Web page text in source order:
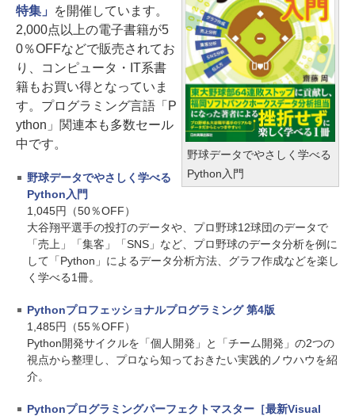
野球データでやさしく学べる
Python入門
特集」
を開催しています。
2,000点以上の電子書籍が5
0％OFFなどで販売されてお
り、コンピュータ・IT系書
籍もお買い得となっていま
す。プログラミング言語「P
ython」関連本も多数セール
中です。
野球データでやさしく学べる
Python入門
1,045円（50％OFF）
大谷翔平選手の投打のデータや、プロ野球12球団のデータで
「売上」「集客」「SNS」など、プロ野球のデータ分析を例に
して「Python」によるデータ分析方法、グラフ作成などを楽し
く学べる1冊。
Pythonプロフェッショナルプログラミング 第4版
1,485円（55％OFF）
Python開発サイクルを「個人開発」と「チーム開発」の2つの
視点から整理し、プロなら知っておきたい実践的ノウハウを紹
介。
Pythonプログラミングパーフェクトマスター［最新Visual